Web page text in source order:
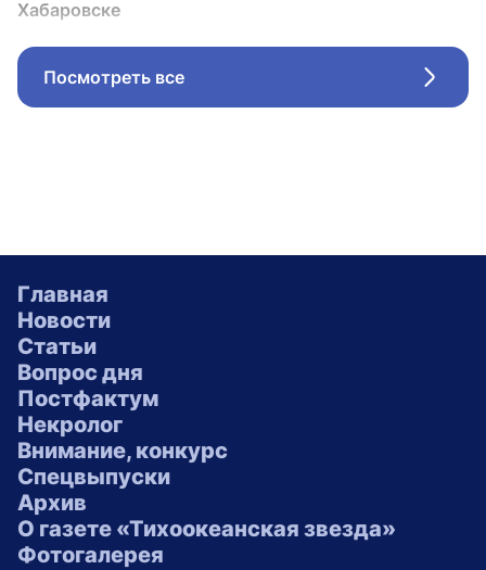
Хабаровске
Посмотреть все
Главная
Новости
Статьи
Вопрос дня
Постфактум
Некролог
Внимание, конкурс
Спецвыпуски
Архив
О газете «Тихоокеанская звезда»
Фотогалерея